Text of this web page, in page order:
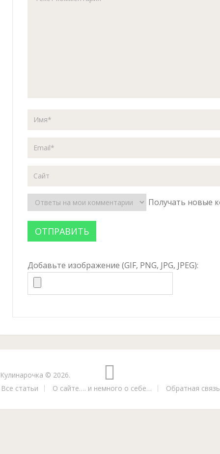
Получать новые
Добавьте изображение (GIF, PNG, JPG, JPEG):
Кулинарочка © 2026.
Все статьи
О сайте…. и немного о себе… Обратная связь